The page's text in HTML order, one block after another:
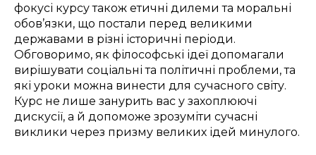
фокусі курсу також етичні дилеми та моральні
обов’язки, що постали перед великими
державами в різні історичні періоди.
Обговоримо, як філософські ідеї допомагали
вирішувати соціальні та політичні проблеми, та
які уроки можна винести для сучасного світу.
Курс не лише занурить вас у захоплюючі
дискусії, а й допоможе зрозуміти сучасні
виклики через призму великих ідей минулого.